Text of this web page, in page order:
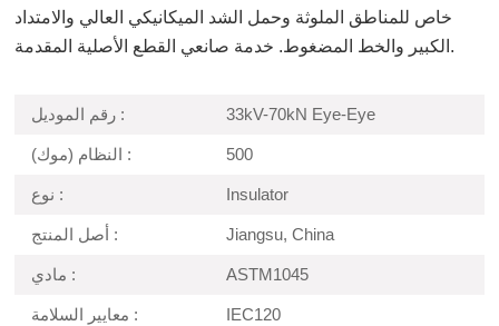
خاص للمناطق الملوثة وحمل الشد الميكانيكي العالي والامتداد
الكبير والخط المضغوط. خدمة صانعي القطع الأصلية المقدمة.
رقم الموديل : 33kV-70kN Eye-Eye
النظام (موك) : 500
نوع : Insulator
أصل المنتج : Jiangsu, China
مادي : ASTM1045
معايير السلامة : IEC120